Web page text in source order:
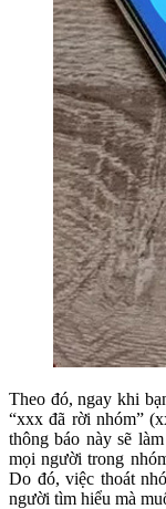
Theo đó, ngay khi
“xxx đã rời nhóm”
thông báo này sẽ
mọi người trong
Do đó, việc thoát
người tìm hiểu mà